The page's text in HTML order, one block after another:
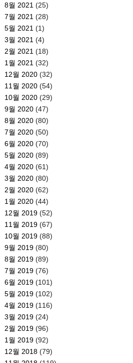
8월 2021 (25)
7월 2021 (28)
5월 2021 (1)
3월 2021 (4)
2월 2021 (18)
1월 2021 (32)
12월 2020(32)
11월 2020(54)
10월 2020(29)
9월 2020(47)
8월 2020(80)
7월 2020(50)
6월 2020(70)
5월 2020(89)
4월 2020(61)
3월 2020(80)
2월 2020(62)
1월 2020(44)
12월 2019(52)
11월 2019(67)
10월 2019(88)
9월 2019(80)
8월 2019(89)
7월 2019(76)
6월 2019(101)
5월 2019(102)
4월 2019(116)
3월 2019(24)
2월 2019(96)
1월 2019(92)
12월 2018(79)